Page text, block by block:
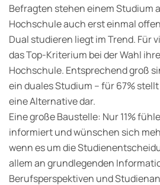
Befragten stehen einem Studium
Hochschule auch erst einmal
Dual studieren liegt im Trend. Für
das Top-Kriterium bei der Wahl
Hochschule. Entsprechend groß
ein duales Studium – für 67%
eine Alternative dar.
Eine große Baustelle: Nur 11%
informiert und wünschen sich
wenn es um die
allem an grundlegenden
Berufsperspektiven und